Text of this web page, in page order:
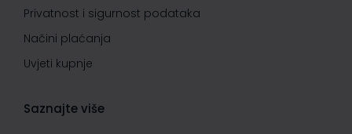
Privatnost i sigurnost podataka
Načini plaćanja
Uvjeti kupnje
Saznajte više